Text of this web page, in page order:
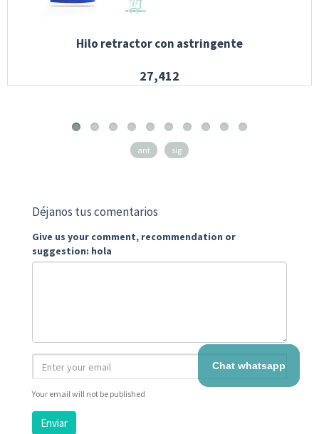
Hilo retractor con astringente
27,412
ant sig
Déjanos tus comentarios
Give us your comment, recommendation or
suggestion: hola
Your email will not be published
Enviar
Chat whatsapp